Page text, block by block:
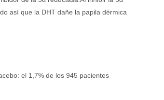
así que la DHT dañe la papila dérmica
el 1,7% de los 945 pacientes